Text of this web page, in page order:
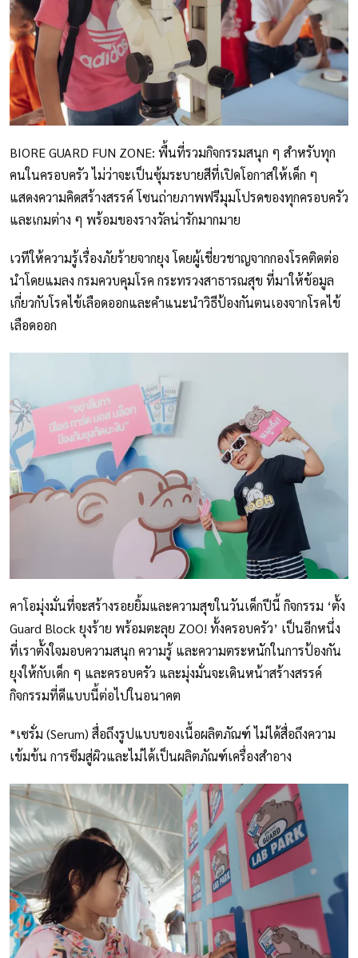
BIORE GUARD FUN ZONE: พื้นที่รวมกิจกรรมสนุก ๆ สำหรับทุก
คนในครอบครัว ไม่ว่าจะเป็นซุ้มระบายสีที่เปิดโอกาสให้เด็ก ๆ
แสดงความคิดสร้างสรรค์ โซนถ่ายภาพฟรีมุมโปรดของทุกครอบครัว
และเกมต่าง ๆ พร้อมของรางวัลน่ารักมากมาย
เวทีให้ความรู้เรื่องภัยร้ายจากยุง โดยผู้เชี่ยวชาญจากกองโรคติดต่อ
นำโดยแมลง กรมควบคุมโรค กระทรวงสาธารณสุข ที่มาให้ข้อมูล
เกี่ยวกับโรคไข้เลือดออกและคำแนะนำวิธีป้องกันตนเองจากโรคไข้
เลือดออก
คาโอมุ่งมั่นที่จะสร้างรอยยิ้มและความสุขในวันเด็กปีนี้ กิจกรรม ‘ตั้ง
Guard Block ยุงร้าย พร้อมตะลุย ZOO! ทั้งครอบครัว’ เป็นอีกหนึ่ง
ที่เราตั้งใจมอบความสนุก ความรู้ และความตระหนักในการป้องกัน
ยุงให้กับเด็ก ๆ และครอบครัว และมุ่งมั่นจะเดินหน้าสร้างสรรค์
กิจกรรมที่ดีแบบนี้ต่อไปในอนาคต
*เซรั่ม (Serum) สื่อถึงรูปแบบของเนื้อผลิตภัณฑ์ ไม่ได้สื่อถึงความ
เข้มข้น การซึมสู่ผิวและไม่ได้เป็นผลิตภัณฑ์เครื่องสำอาง